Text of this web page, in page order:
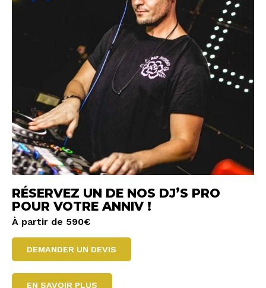
RÉSERVEZ UN DE NOS DJ’S PRO
POUR VOTRE ANNIV !
À partir de 590€
DEMANDER UN DEVIS
EN SAVOIR PLUS